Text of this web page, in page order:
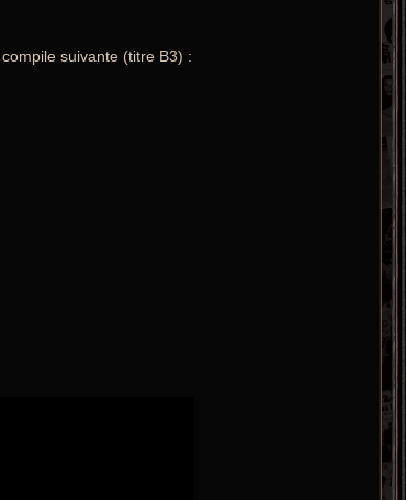
suivante (titre B3) :